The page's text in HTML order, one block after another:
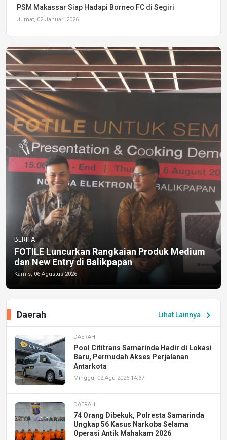
PSM Makassar Siap Hadapi Borneo FC di Segiri
Jumat, 02 Januari 2026
BERITA
FOTILE Luncurkan Rangkaian Produk Medium
dan New Entry di Balikpapan
Kamis, 06 Agustus 2026
Lihat Lainnya chevron_right
Daerah
DAERAH
Pool Cititrans Samarinda Hadir di Lokasi
Baru, Permudah Akses Perjalanan
Antarkota
Minggu, 02 Agu 2026 14:37
DAERAH
74 Orang Dibekuk, Polresta Samarinda
Ungkap 56 Kasus Narkoba Selama
Operasi Antik Mahakam 2026